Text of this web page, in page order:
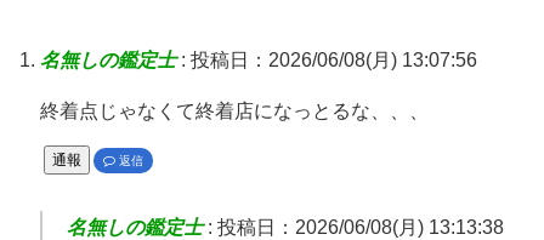
名無しの鑑定士: 投稿日：2026/06/08(月) 13:07:56
終着点じゃなくて終着店になっとるな、、、
通報 返信
名無しの鑑定士: 投稿日：2026/06/08(月) 13:13:38